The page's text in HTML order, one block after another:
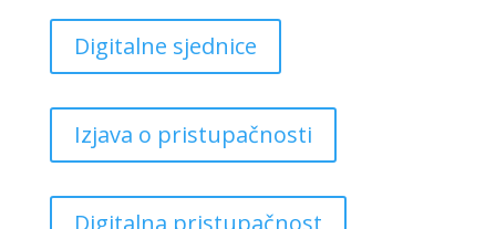
Digitalne sjednice
Izjava o pristupačnosti
Digitalna pristupačnost